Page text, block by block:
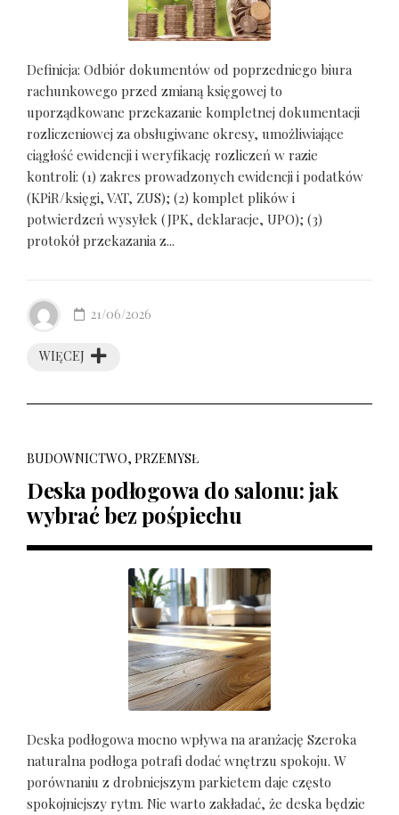
Definicja: Odbiór dokumentów od poprzedniego biura
rachunkowego przed zmianą księgowej to
uporządkowane przekazanie kompletnej dokumentacji
rozliczeniowej za obsługiwane okresy, umożliwiające
ciągłość ewidencji i weryfikację rozliczeń w razie
kontroli: (1) zakres prowadzonych ewidencji i podatków
(KPiR/księgi, VAT, ZUS); (2) komplet plików i
potwierdzeń wysyłek (JPK, deklaracje, UPO); (3)
protokół przekazania z...
WIĘCEJ
21/06/2026
BUDOWNICTWO, PRZEMYSŁ
Deska podłogowa do salonu: jak
wybrać bez pośpiechu
Deska podłogowa mocno wpływa na aranżację Szeroka
naturalna podłoga potrafi dodać wnętrzu spokoju. W
porównaniu z drobniejszym parkietem daje często
spokojniejszy rytm. Nie warto zakładać, że deska będzie